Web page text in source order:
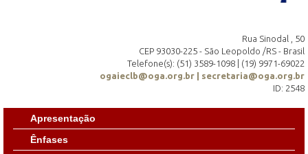
Rua Sinodal , 50
CEP 93030-225 - São Leopoldo /RS - Brasil
Telefone(s): (51) 3589-1098 | (19) 9971-69022
ogaieclb@oga.org.br | secretaria@oga.org.br
ID: 2548
Apresentação
Ênfases